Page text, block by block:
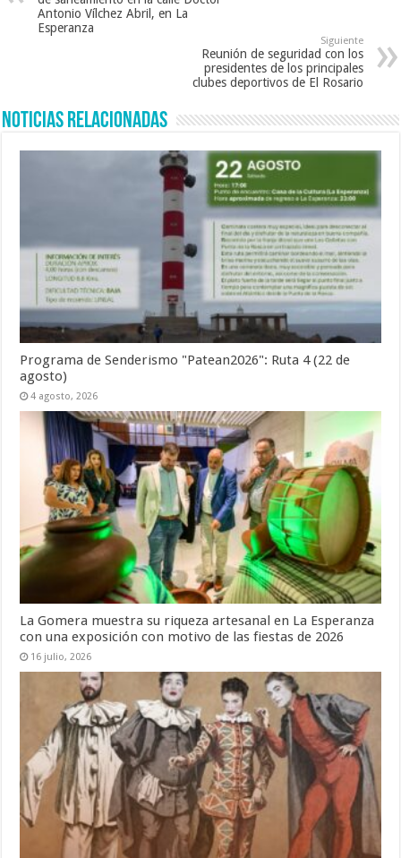
Antonio Vílchez Abril, en La
Esperanza
Siguiente
Reunión de seguridad con los
presidentes de los principales
clubes deportivos de El Rosario
Noticias Relacionadas
Programa de Senderismo "Patean2026": Ruta 4 (22 de
agosto)
4 agosto, 2026
La Gomera muestra su riqueza artesanal en La Esperanza
con una exposición con motivo de las fiestas de 2026
16 julio, 2026